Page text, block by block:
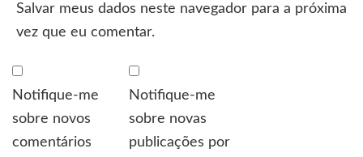
Salvar meus dados neste navegador para a próxima
vez que eu comentar.
Notifique-me
sobre novos
comentários
Notifique-me
sobre novas
publicações por